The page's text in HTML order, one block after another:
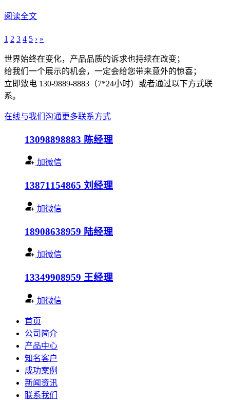
阅读全文
1 2 3 4 5 › »
世界始终在变化，产品品质的诉求也持续在改变；
给我们一个展示的机会，一定会给您带来意外的惊喜；
立即致电 130-9889-8883（7*24小时）或者通过以下方式联
系。
在线与我们沟通更多联系方式
13098898883 陈经理
加微信
13871154865 刘经理
加微信
18908638959 陆经理
加微信
13349908959 王经理
加微信
首页
公司简介
产品中心
知名客户
成功案例
新闻资讯
联系我们